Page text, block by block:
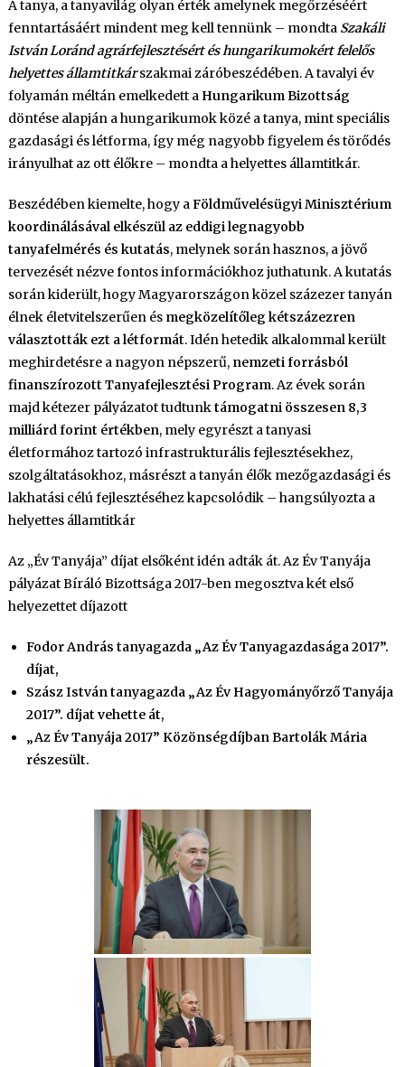
A tanya, a tanyavilág olyan érték amelynek megőrzéséért
fenntartásáért mindent meg kell tennünk – mondta Szakáli
István Loránd agrárfejlesztésért és hungarikumokért felelős
helyettes államtitkár szakmai záróbeszédében. A tavalyi év
folyamán méltán emelkedett a Hungarikum Bizottság
döntése alapján a hungarikumok közé a tanya, mint speciális
gazdasági és létforma, így még nagyobb figyelem és törődés
irányulhat az ott élőkre – mondta a helyettes államtitkár.
Beszédében kiemelte, hogy aFöldművelésügyi Minisztérium
koordinálásával elkészül az eddigi legnagyobb
tanyafelmérés és kutatás, melynek során hasznos, a jövő
tervezését nézve fontos információkhoz juthatunk. A kutatás
során kiderült, hogy Magyarországon közel százezer tanyán
élnek életvitelszerűen és megközelítőleg kétszázezren
választották ezt a létformát. Idén hetedik alkalommal került
meghirdetésre a nagyon népszerű, nemzeti forrásból
finanszírozott Tanyafejlesztési Program. Az évek során
majd kétezer pályázatot tudtunktámogatni összesen 8,3
milliárd forint értékben, mely egyrészt a tanyasi
életformához tartozó infrastrukturális fejlesztésekhez,
szolgáltatásokhoz, másrészt a tanyán élők mezőgazdasági és
lakhatási célú fejlesztéséhez kapcsolódik – hangsúlyozta a
helyettes államtitkár
Az „Év Tanyája” díjat elsőként idén adták át. Az Év Tanyája
pályázat Bíráló Bizottsága 2017-ben megosztva két első
helyezettet díjazott
Fodor András tanyagazda „Az Év Tanyagazdasága 2017”.
díjat,
Szász István tanyagazda „Az Év Hagyományőrző Tanyája
2017”. díjat vehette át,
„Az Év Tanyája 2017” Közönségdíjban Bartolák Mária
részesült.